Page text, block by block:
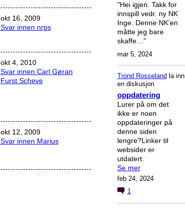
okt 16, 2009
Svar innen nrps
okt 4, 2010
Svar innen Carl Gøran
Furst Scheve
okt 12, 2009
Svar innen Marius
"Hei igjen. Takk for
innspill vedr. ny NK
Inge. Denne NK’en
måtte jeg bare
skaffe…"
mar 5, 2024
Trond Rosseland la inn
en diskusjon
oppdatering
Lurer på om det
ikke er noen
oppdateringer på
denne siden
lengre?Linker til
websider er
utdatert.
Se mer
feb 24, 2024
1